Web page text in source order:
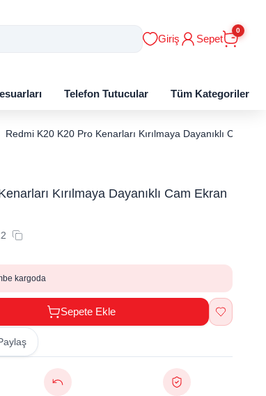
Giriş Sepet
0
Telefon Tutucular Tüm Kategoriler
Redmi K20 K20 Pro Kenarları Kırılmaya Dayanıklı Cam
Kırılmaya Dayanıklı Cam Ekran
kargoda
Sepete Ekle